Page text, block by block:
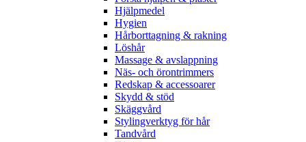
Hjälpmedel
Hygien
Hårborttagning & rakning
Löshår
Massage & avslappning
Näs- och örontrimmers
Redskap & accessoarer
Skydd & stöd
Skäggvård
Stylingverktyg för hår
Tandvård